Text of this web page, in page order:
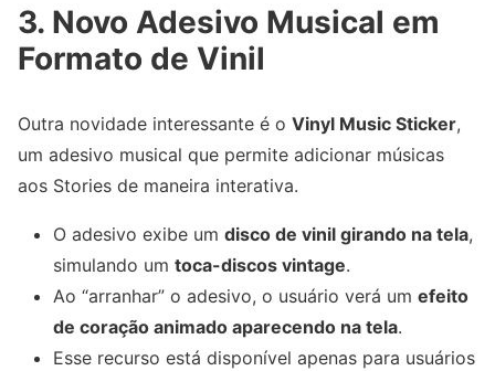
3. Novo Adesivo Musical em
Formato de Vinil
Outra novidade interessante é o Vinyl Music Sticker,
um adesivo musical que permite adicionar músicas
aos Stories de maneira interativa.
O adesivo exibe um disco de vinil girando na tela,
simulando um toca-discos vintage.
Ao “arranhar” o adesivo, o usuário verá um efeito
de coração animado aparecendo na tela.
Esse recurso está disponível apenas para usuários